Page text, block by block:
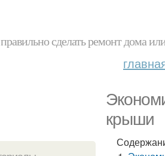
сделать ремонт дома
крыши